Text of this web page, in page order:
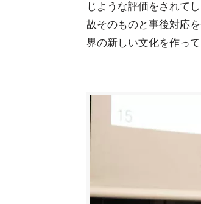
じような評価をされて
故そのものと事後対応
界の新しい文化を作っ